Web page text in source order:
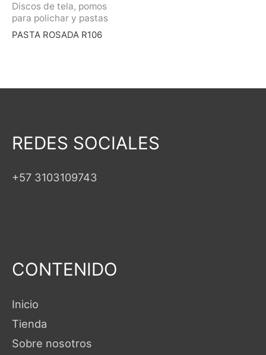
Discos de tela, pomos
para polichar y pastas
PASTA ROSADA R106
REDES SOCIALES
+57 3103109743
CONTENIDO
Inicio
Tienda
Sobre nosotros